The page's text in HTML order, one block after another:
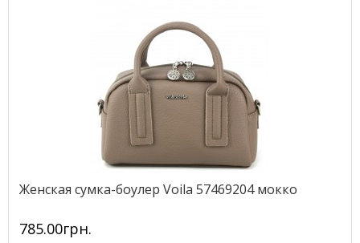
Женская сумка-боулер Voila 57469204 мокко
785.00грн.